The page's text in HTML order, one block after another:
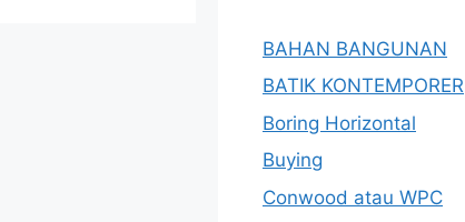
BAHAN BANGUNAN
BATIK KONTEMPORER
Boring Horizontal
Buying
Conwood atau WPC